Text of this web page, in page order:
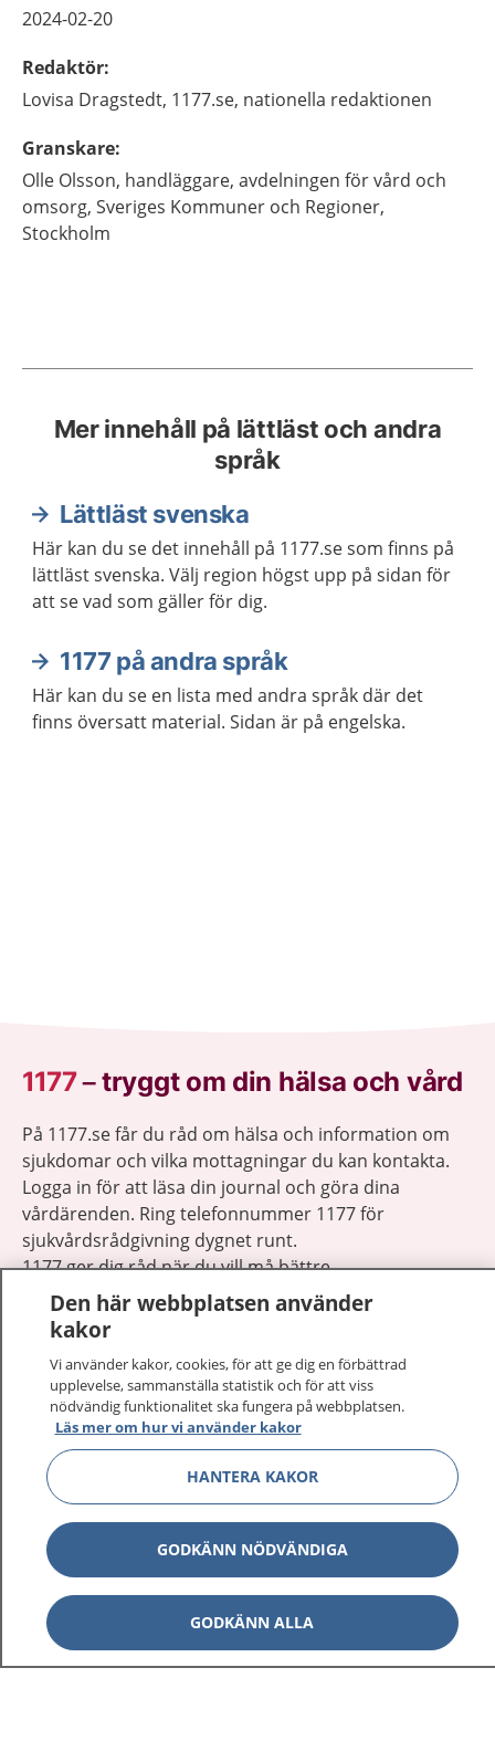
2024-02-20
Redaktör:
Lovisa Dragstedt, 1177.se, nationella redaktionen
Granskare:
Olle Olsson, handläggare, avdelningen för vård och
omsorg, Sveriges Kommuner och Regioner,
Stockholm
Mer innehåll på lättläst och andra
språk
Lättläst svenska
Här kan du se det innehåll på 1177.se som finns på
lättläst svenska. Välj region högst upp på sidan för
att se vad som gäller för dig.
1177 på andra språk
Här kan du se en lista med andra språk där det
finns översatt material. Sidan är på engelska.
1177–tryggt om din hälsa och vård
På 1177.se får du råd om hälsa och information om
sjukdomar och vilka mottagningar du kan kontakta.
Logga in för att läsa din journal och göra dina
vårdärenden. Ring telefonnummer 1177 för
sjukvårdsrådgivning dygnet runt.
1177 ger dig råd när du vill må bättre.
1177 på flera språk
Om 1177 Visa
Kontakt Visa
Behandling av personuppgifter
Hantering av kakor
Den här webbplatsen använder
kakor
Vi använder kakor, cookies, för att ge dig en förbättrad
upplevelse, sammanställa statistik och för att viss
nödvändig funktionalitet ska fungera på webbplatsen.
Läs mer om hur vi använder kakor
HANTERA KAKOR
GODKÄNN NÖDVÄNDIGA
GODKÄNN ALLA